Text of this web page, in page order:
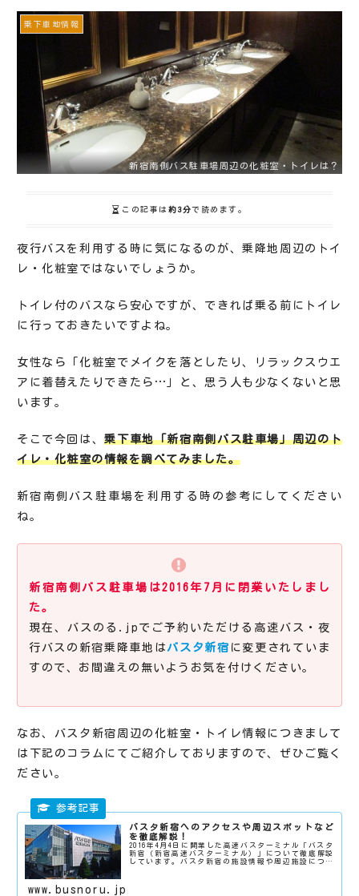
乗下車地情報
新宿南側バス駐車場周辺の化粧室・トイレは？
この記事は 約3分で読めます。
夜行バスを利用する時に気になるのが、乗降地周辺のトイ
レ・化粧室ではないでしょうか。
トイレ付のバスなら安心ですが、できれば乗る前にトイレ
に行っておきたいですよね。
女性なら「化粧室でメイクを落としたり、リラックスウエ
アに着替えたりできたら…」と、思う人も少なくないと思
います。
そこで今回は、乗下車地「新宿南側バス駐車場」周辺のト
イレ・化粧室の情報を調べてみました。
新宿南側バス駐車場を利用する時の参考にしてください
ね。
新宿南側バス駐車場は2016年7月に閉業いたしまし
た。
現在、バスのる.jpでご予約いただける高速バス・夜
行バスの新宿乗降車地は バスタ新宿 に変更されていま
すので、お間違えの無いようお気を付けください。
なお、バスタ新宿周辺の化粧室・トイレ情報につきまして
は下記のコラムにてご紹介しておりますので、ぜひご覧く
ださい。
バスタ新宿へのアクセスや周辺スポットなど
を徹底解説！
2016年4月4日に開業した高速バスターミナル「バスタ
新宿（新宿高速バスターミナル）」について徹底解説
しています。バスタ新宿の施設情報や周辺施設につい
www.busnoru.jp